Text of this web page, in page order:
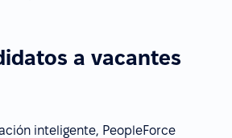
a vacantes
inteligente, PeopleForce